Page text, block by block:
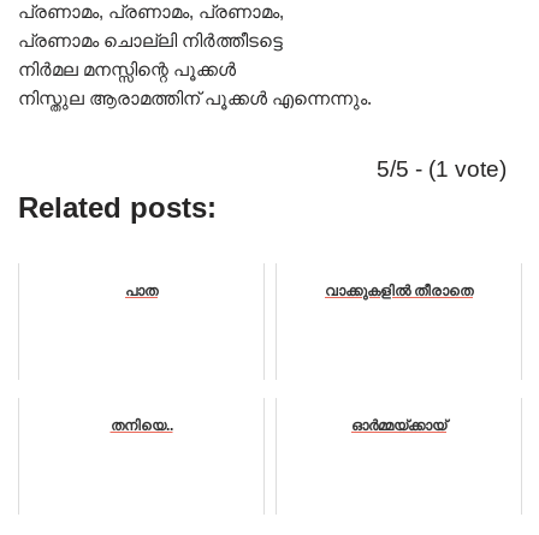
പ്രണാമം, പ്രണാമം, പ്രണാമം,
പ്രണാമം ചൊല്ലി നിർത്തീടട്ടെ
നിർമല മനസ്സിന്റെ പൂക്കൾ
നിസ്തുല ആരാമത്തിന് പൂക്കൾ എന്നെന്നും.
5/5 - (1 vote)
Related posts:
പാത വാക്കുകളിൽ തീരാതെ
തനിയെ.. ഓർമ്മയ്ക്കായ്